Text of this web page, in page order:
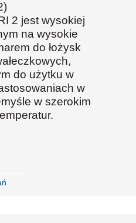
2 jest wysokiej
na wysokie
do łożysk
do użytku w
w
w szerokim